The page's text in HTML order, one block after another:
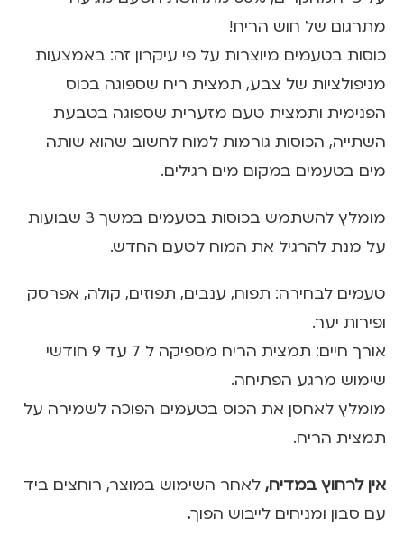
מתרגום של חוש הריח!
כוסות בטעמים מיוצרות על פי עיקרון זה: באמצעות
מניפולציות של צבע, תמצית ריח שספוגה בכוס
הפנימית ותמצית טעם מזערית שספוגה בטבעת
השתייה, הכוסות גורמות למוח לחשוב שהוא שותה
מים בטעמים במקום מים רגילים.
מומלץ להשתמש בכוסות בטעמים במשך 3 שבועות
על מנת להרגיל את המוח לטעם החדש.
טעמים לבחירה: תפוח, ענבים, תפוזים, קולה, אפרסק
ופירות יער.
אורך חיים: תמצית הריח מספיקה ל 7 עד 9 חודשי
שימוש מרגע הפתיחה.
מומלץ לאחסן את הכוס בטעמים הפוכה לשמירה על
תמצית הריח.
אין לרחוץ במדיח, לאחר השימוש במוצר, רוחצים ביד
עם סבון ומניחים לייבוש הפוך.